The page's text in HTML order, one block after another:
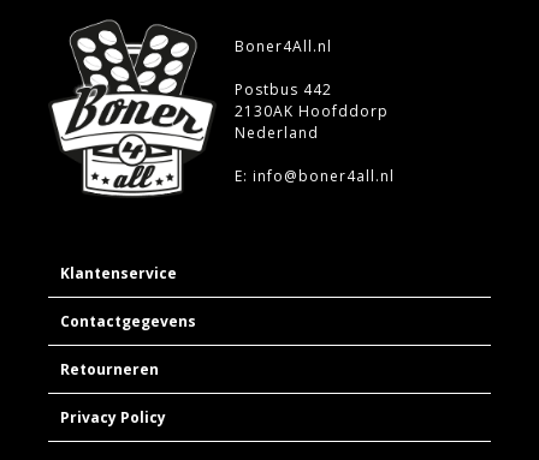
Boner4All.nl
Postbus 442
2130AK Hoofddorp
Nederland
E: info@boner4all.nl
Klantenservice
Contactgegevens
Retourneren
Privacy Policy